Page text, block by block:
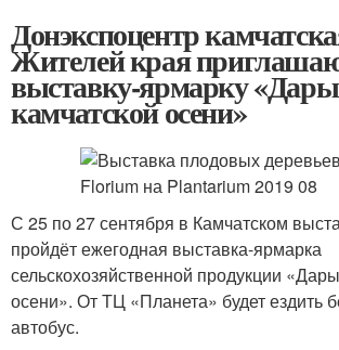
Донэкспоцентр
Жителей края
выставку-ярмарку «Дары
камчатской осени»
С 25 по 27 сентября в Камчатском
пройдёт ежегодная выставка-ярмарка
сельскохозяйственной продукции
осени». От ТЦ «Планета» будет ездить
автобус.